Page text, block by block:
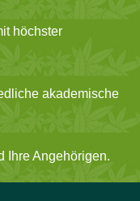
höchster
akademische
Ihre Angehörigen.